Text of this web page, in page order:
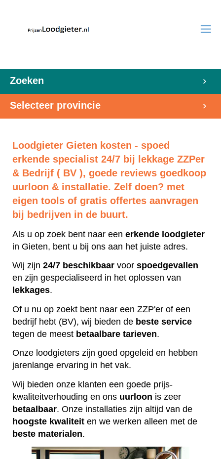
Zoeken
Selecteer provincie
Loodgieter Gieten kosten - spoed
erkende specialist 24/7 bij lekkage ZZPer
& Bedrijf ( BV ), goede reviews goedkoop
uurloon & installatie. Zelf doen? met
eigen tools of gratis offertes aanvragen
bij bedrijven in de buurt.
Als u op zoek bent naar een erkende loodgieter
in Gieten, bent u bij ons aan het juiste adres.
Wij zijn 24/7 beschikbaar voor spoedgevallen
en zijn gespecialiseerd in het oplossen van
lekkages.
Of u nu op zoekt bent naar een ZZP'er of een
bedrijf hebt (BV), wij bieden de beste service
tegen de meest betaalbare tarieven.
Onze loodgieters zijn goed opgeleid en hebben
jarenlange ervaring in het vak.
Wij bieden onze klanten een goede prijs-
kwaliteitverhouding en ons uurloon is zeer
betaalbaar. Onze installaties zijn altijd van de
hoogste kwaliteit en we werken alleen met de
beste materialen.